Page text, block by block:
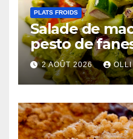
PLATS FROIDS
Salade de
pesto de
2 AOÛT 2026 OLLI